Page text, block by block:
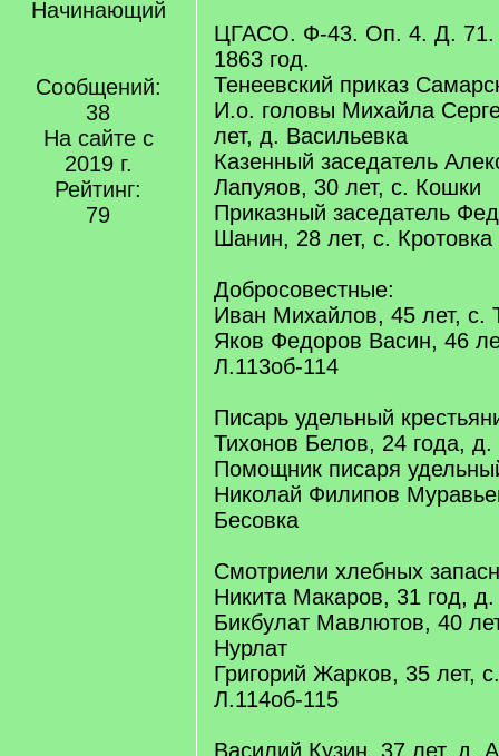
Начинающий
Сообщений:
38
На сайте с
2019 г.
Рейтинг:
79
ЦГАСО. Ф-43. Оп. 4. Д. 71.
1863 год.
Тенеевский приказ
И.о. головы Михайла
лет, д. Васильевка
Казенный заседатель
Лапуяов, 30 лет, с. Кошки
Приказный заседатель
Шанин, 28 лет, с. Кротовка
Добросовестные:
Иван Михайлов, 45 лет, с.
Яков Федоров Васин, 46
Л.113об-114
Писарь удельный
Тихонов Белов, 24 года,
Помощник писаря
Николай Филипов
Бесовка
Смотриели хлебных
Никита Макаров, 31 год,
Бикбулат Мавлютов, 40
Нурлат
Григорий Жарков, 35 лет,
Л.114об-115
Василий Кузин, 37 лет, д.